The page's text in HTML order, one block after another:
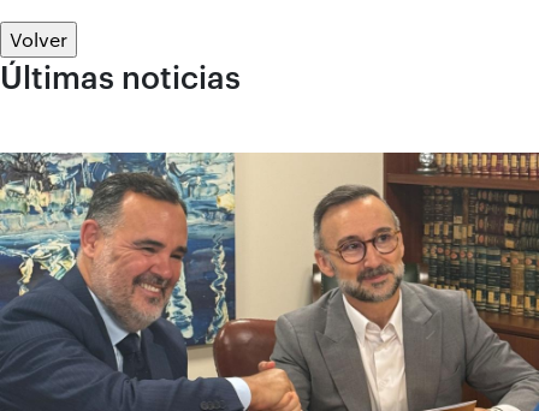
Volver
Últimas noticias